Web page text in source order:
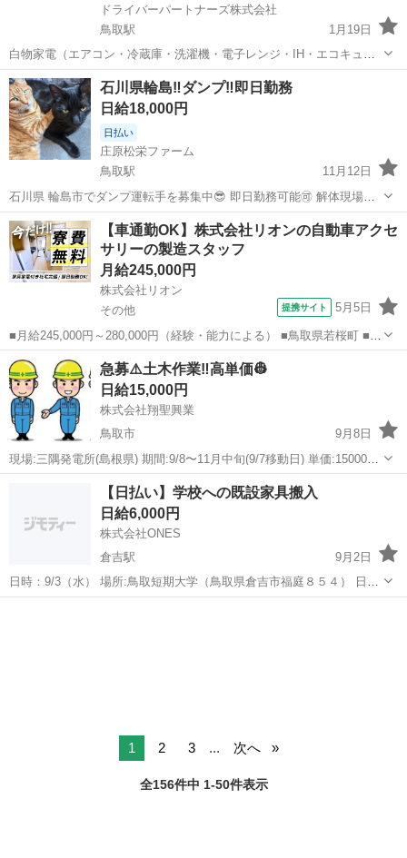
ドライバーパートナーズ株式会社
鳥取駅
1月19日
白物家電（エアコン・冷蔵庫・洗濯機・電子レンジ・IH・エコキュー
ト等）の修理業務です。 支給されるiPadで案件確認・部品発注を行
い、お客様宅で修理を行います。 1日1〜5件を担当、部品調達後は直
行直帰も可能です。 【勤務...
鳥取 鳥取市 鳥取駅 その他 エコキュート
石川県輪島‼️ダンプ‼️即日勤務
日給18,000円
日払い
庄原松栄ファーム
鳥取駅
11月12日
石川県 輪島市でダンプ運転手を募集中😎 即日勤務可能🉑 解体現場で
2t、4tダンプ運転手 ⚠️ダンプ運転手は手元作業も含む為、体力必要で
す💪 日当15,000−18,000円 宿舎:プレハブ1人部屋or一軒家1部屋2...
鳥取 鳥取市 鳥取駅 建築 手元
【車通勤OK】株式会社リオンの自動車アクセ
サリーの製造スタッフ
月給245,000円
株式会社リオン
その他
提携サイト 5月5日
■月給245,000円～280,000円（経験・能力による） ■鳥取県若桜町 ■正
社員、職業紹介 ■入社日応相談、即日勤務OK、履歴書不要、Web面接
OK、友達と応募OK、職場見学OKまたは説明会あり、未経験歓迎、経
験者・有...
鳥取 その他 加工
急募⚠️土木作業‼️高単価👷
日給15,000円
株式会社翔聖興業
鳥取市
9月8日
現場:三隅発電所(島根県) 期間:9/8〜11月中旬(9/7移動日) 単価:15000円
人数:1名 作業内容: 各バルブ、シリンダー点検・整備 交通費:実費精算
移動人工:1工数 宿:レオパレス 食事代:な...
その他 人工
【日払い】学校への既設家具搬入
日給6,000円
株式会社ONES
倉吉駅
9月2日
日時：9/3（水） 場所:鳥取短期大学（鳥取県倉吉市福庭８５４） 日
給：日払い6,000円 時間：8:45〜11:45（早終わりの可能性あり） 重た
1 2 3 ... 次へ
全156件中 1-50件表示